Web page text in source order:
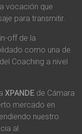
vocación que
para transmitir.
off de la
como una de
Coaching a nivel
XPANDE de Cámara
mercado en
nuestro
al